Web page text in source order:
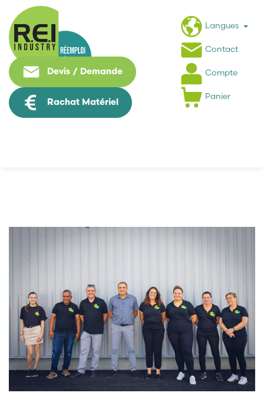
Devis / Demande
Rachat Matériel
Langues
Contact
Compte
Panier